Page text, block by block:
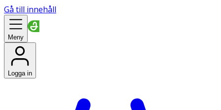
Gå till innehåll
Meny
Logga in